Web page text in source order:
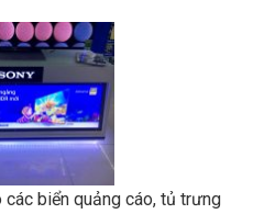
biển quảng cáo, tủ trưng